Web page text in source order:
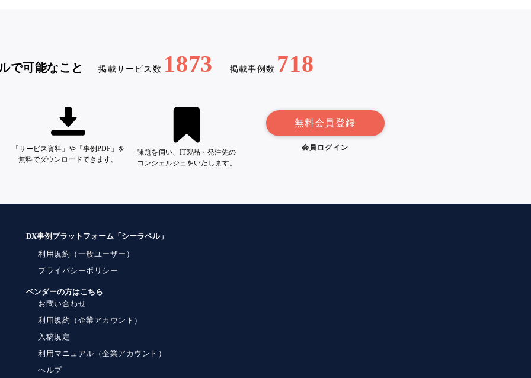
で可能なこと 掲載サービス数 1873 掲載事例数 718
「サービス資料」や「事例PDF」を
無料でダウンロードできます。
課題を伺い、IT製品・発注先の
コンシェルジュをいたします。
無料会員登録
会員ログイン
DX事例プラットフォーム「シーラベル」
利用規約（一般ユーザー）
プライバシーポリシー
ベンダーの方はこちら
お問い合わせ
利用規約（企業アカウント）
入稿規定
利用マニュアル（企業アカウント）
ヘルプ